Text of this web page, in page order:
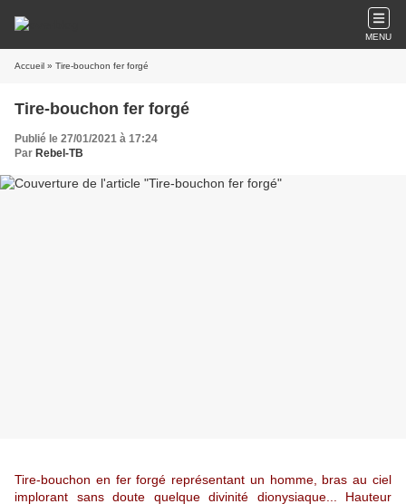
MENU
Accueil » Tire-bouchon fer forgé
Tire-bouchon fer forgé
Publié le 27/01/2021 à 17:24
Par Rebel-TB
Tire-bouchon en fer forgé représentant un homme, bras au ciel
implorant sans doute quelque divinité dionysiaque... Hauteur